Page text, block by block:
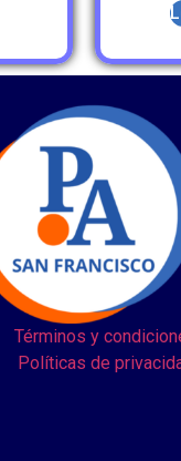
Términos y
Políticas de